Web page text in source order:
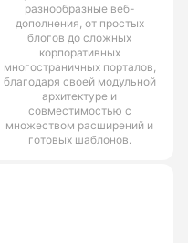
разнообразные веб-
дополнения, от простых
блогов до сложных
корпоративных
многостраничных порталов,
благодаря своей модульной
архитектуре и
совместимостью с
множеством расширений и
готовых шаблонов.